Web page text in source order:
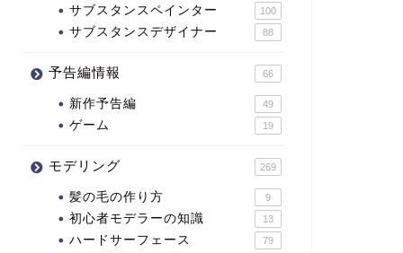
サブスタンスペインター 100
サブスタンスデザイナー 88
予告編情報 66
新作予告編 49
ゲーム 19
モデリング 269
髪の毛の作り方 9
初心者モデラーの知識 13
ハードサーフェース 79